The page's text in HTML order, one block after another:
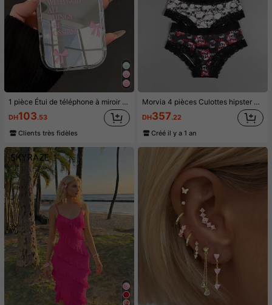
1 pièce Étui de téléphone à miroir rose minimaliste, style fille avec motif nœud papillon, slogan religieux. Étui de téléphone transparent et souple, compatible avec iPhone 11/12/13/14/15/16 Pro Max, étanche, antichoc, anti-rayures, cadeau d'anniversaire de printemps
DH103.53
Clients très fidèles
Morvia 4 pièces Culottes hipster en dentelle contrastée gothique, Culottes intimes imprimées crâne & squelette d'Halloween, Sous-vêtements & lingerie pour femmes
DH357.22
Créé il y a 1 an